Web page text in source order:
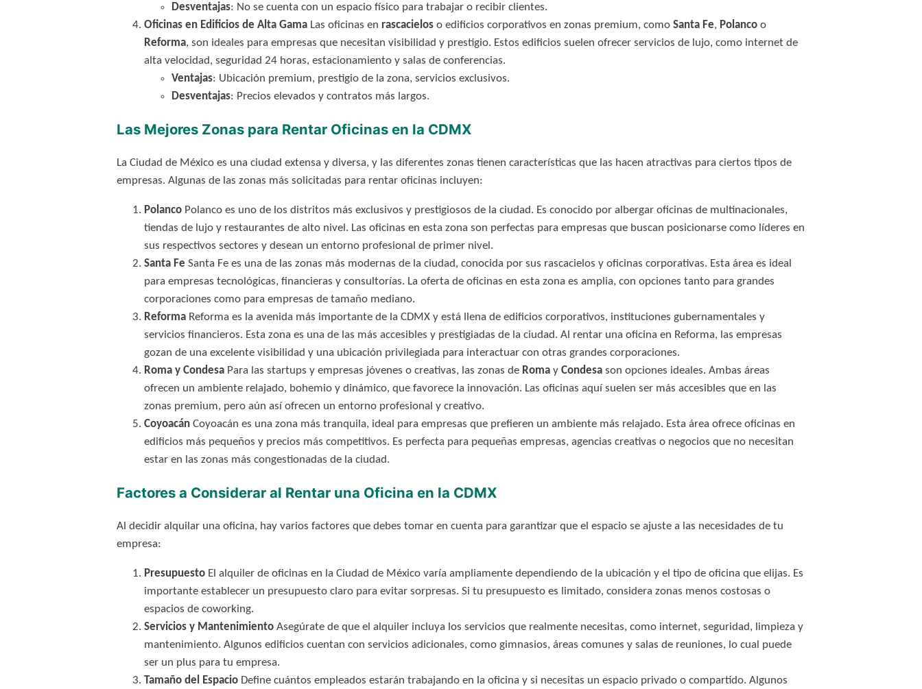
Desventajas: No se cuenta con un espacio físico para trabajar o recibir clientes.
Oficinas en Edificios de Alta GamaLas oficinas en rascacieloso edificios corporativos en zonas premium, como Santa Fe, Polancoo
Reforma, son ideales para empresas que necesitan visibilidad y prestigio. Estos edificios suelen ofrecer servicios de lujo, como internet de
alta velocidad, seguridad 24 horas, estacionamiento y salas de conferencias.
Ventajas: Ubicación premium, prestigio de la zona, servicios exclusivos.
Desventajas: Precios elevados y contratos más largos.
Las Mejores Zonas para Rentar Oficinas en la CDMX
La Ciudad de México es una ciudad extensa y diversa, y las diferentes zonas tienen características que las hacen atractivas para ciertos tipos de
empresas. Algunas de las zonas más solicitadas para rentar oficinas incluyen:
PolancoPolanco es uno de los distritos más exclusivos y prestigiosos de la ciudad. Es conocido por albergar oficinas de multinacionales,
tiendas de lujo y restaurantes de alto nivel. Las oficinas en esta zona son perfectas para empresas que buscan posicionarse como líderes en
sus respectivos sectores y desean un entorno profesional de primer nivel.
Santa Fe Santa Fe es una de las zonas más modernas de la ciudad, conocida por sus rascacielos y oficinas corporativas. Esta área es ideal
para empresas tecnológicas, financieras y consultorías. La oferta de oficinas en esta zona es amplia, con opciones tanto para grandes
corporaciones como para empresas de tamaño mediano.
ReformaReforma es la avenida más importante de la CDMX y está llena de edificios corporativos, instituciones gubernamentales y
servicios financieros. Esta zona es una de las más accesibles y prestigiadas de la ciudad. Al rentar una oficina en Reforma, las empresas
gozan de una excelente visibilidad y una ubicación privilegiada para interactuar con otras grandes corporaciones.
Roma y CondesaPara las startups y empresas jóvenes o creativas, las zonas de Romay Condesason opciones ideales. Ambas áreas
ofrecen un ambiente relajado, bohemio y dinámico, que favorece la innovación. Las oficinas aquí suelen ser más accesibles que en las
zonas premium, pero aún así ofrecen un entorno profesional y creativo.
CoyoacánCoyoacán es una zona más tranquila, ideal para empresas que prefieren un ambiente más relajado. Esta área ofrece oficinas en
edificios más pequeños y precios más competitivos. Es perfecta para pequeñas empresas, agencias creativas o negocios que no necesitan
estar en las zonas más congestionadas de la ciudad.
Factores a Considerar al Rentar una Oficina en la CDMX
Al decidir alquilar una oficina, hay varios factores que debes tomar en cuenta para garantizar que el espacio se ajuste a las necesidades de tu
empresa:
PresupuestoEl alquiler de oficinas en la Ciudad de México varía ampliamente dependiendo de la ubicación y el tipo de oficina que elijas. Es
importante establecer un presupuesto claro para evitar sorpresas. Si tu presupuesto es limitado, considera zonas menos costosas o
espacios de coworking.
Servicios y MantenimientoAsegúrate de que el alquiler incluya los servicios que realmente necesitas, como internet, seguridad, limpieza y
mantenimiento. Algunos edificios cuentan con servicios adicionales, como gimnasios, áreas comunes y salas de reuniones, lo cual puede
ser un plus para tu empresa.
Tamaño del EspacioDefine cuántos empleados estarán trabajando en la oficina y si necesitas un espacio privado o compartido. Algunos